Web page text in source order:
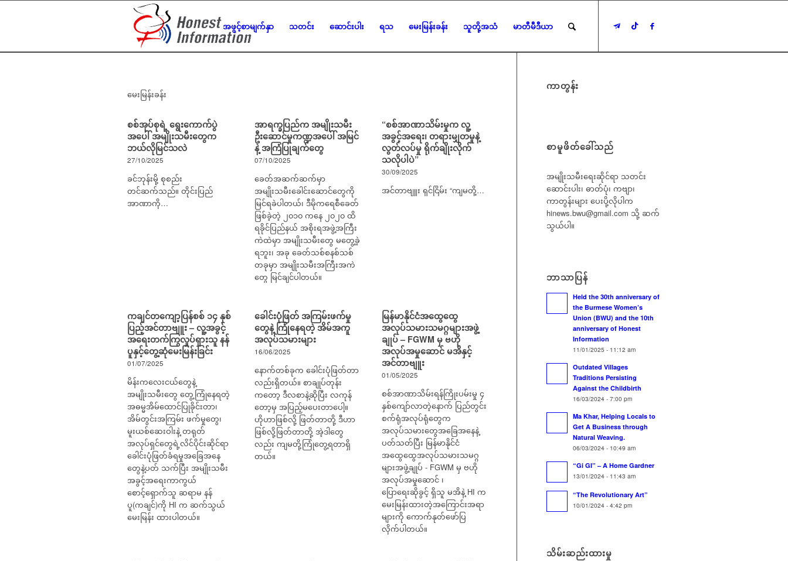
အဖွင့်စာမျက်နှာ သတင်း ဆောင်းပါး ရသ မေးမြန်းခန်း သူတို့အသံ မာတီမီဒီယာ
မေးမြန်းခန်း
စစ်အုပ်စုရဲ့ ရွေးကောက်ပွဲ
အပေါ် အမျိုးသမီးတွေက
ဘယ်လိုမြင်သလဲ
27/10/2025
ခင်ဘုန်းမို့ စုစည်း
တင်ဆက်သည်။ တိုင်းပြည်
အာဏာကို…
အာရက္ခပြည်က အမျိုးသမီး
ဦးဆောင်မှုကဏ္ဍအပေါ် အမြင်
နဲ့ အကြံပြုချက်တွေ
07/10/2025
ခေတ်အဆက်ဆက်မှာ
အမျိုးသမီးခေါင်းဆောင်တွေကို
မြင်ရခဲပါတယ်၊ ဒီမိုကရေစီခေတ်
ဖြစ်ခဲ့တဲ့ ၂၀၁၀ ကနေ ၂၀၂၀ ထိ
ရခိုင်ပြည်နယ် အစိုးရအဖွဲ့အကြီး
ကဲထဲမှာ အမျိုးသမီးတွေ မတွေ့ခဲ့
ရဘူး၊ အခု ခေတ်သစ်စနစ်သစ်
တခုမှာ အမျိုးသမီးအကြီးအကဲ
တွေ မြင်ချင်ပါတယ်။
“စစ်အာဏာသိမ်းမှုက လူ့
အခွင့်အရေး၊ တရားမျှတမှုနဲ့
လွတ်လပ်မှု ရိုက်ချိုးလိုက်
သလိုပါပဲ”
30/09/2025
အင်တာဗျူး ရှင်ငြိမ်း “ကျမတို့…
ကချင်တကျော့ပြန်စစ် ၁၄ နှစ်
ပြည့်အင်တာဗျူး – လူ့အခွင့်
အရေးတက်ကြွလှုပ်ရှားသူ နန်
ပူနှင့်တွေ့ဆုံမေးမြန်းခြင်း
01/07/2025
မိန်းကလေးငယ်တွေနဲ့
အမျိုးသမီးတွေ တွေ့ကြုံနေရတဲ့
အဓမ္မအိမ်ထောင်ပြုခိုင်းတာ၊
အိမ်တွင်းအကြမ်း ဖက်မှုတွေ၊
မူးယစ်ဆေးဝါးနဲ့ တရုတ်
အလုပ်ရှင်တွေရဲ့လိင်ပိုင်းဆိုင်ရာ
ခေါင်းပုံဖြတ်ခံရမှုအခြေအနေ
တွေနဲ့ပတ် သက်ပြီး အမျိုးသမီး
အခွင့်အရေးကာကွယ်
စောင့်ရှောက်သူ ဆရာမ နန်
ပူ(ကချင်)ကို HI က ဆက်သွယ်
မေးမြန်း ထားပါတယ်။
ခေါင်းပုံဖြတ် အကြမ်းဖက်မှု
တွေနဲ့ ကြုံနေရတဲ့ အိမ်အကူ
အလုပ်သမားများ
16/06/2025
နောက်တစ်ခုက ခေါင်းပုံဖြတ်တာ
လည်းရှိတယ်။ စာချုပ်တုန်း
ကတော့ ဒီလစာနဲ့ဆိုပြီး လကုန်
တော့မှ အပြည့်မပေးတာပေါ့။
ဟိုဟာဖြစ်လို့ ဖြတ်တာတို့ ဒီဟာ
ဖြစ်လို့ဖြတ်တာတို့ အဲ့ဒါတွေ
လည်း ကျမတို့ကြုံတွေ့ရတာရှိ
တယ်။
မြန်မာနိုင်ငံအထွေထွေ
အလုပ်သမားသမဂ္ဂများအဖွဲ့
ချုပ် – FGWM မှ ဗဟို
အလုပ်အမှုဆောင် မအိနှင့်
အင်တာဗျူး
01/05/2025
စစ်အာဏာသိမ်းရန်ကြိုးပမ်းမှု ၄
နှစ်ကျော်လာတဲ့နောက် ပြည်တွင်း
စက်ရုံအလုပ်ရုံတွေက
အလုပ်သမားတွေအခြေအနေနဲ့
ပတ်သတ်ပြီး မြန်မာနိုင်ငံ
အထွေထွေအလုပ်သမားသမဂ္ဂ
များအဖွဲ့ချုပ် - FGWM မှ ဗဟို
အလုပ်အမှုဆောင် ၊
ပြောရေးဆိုခွင့် ရှိသူ မအိနဲ့ HI က
မေးမြန်းထားတဲ့အကြောင်းအရာ
များကို ကောက်နုတ်ဖော်ပြ
လိုက်ပါတယ်။
ကာတွန်း
စာမူဖိတ်ခေါ်သည်
အမျိုးသမီးရေးဆိုင်ရာ သတင်း
ဆောင်းပါး၊ ဓာတ်ပုံ၊ ကဗျာ၊
ကာတွန်းများ ပေးပို့လိုပါက
hinews.bwu@gmail.com သို့ ဆက်
သွယ်ပါ။
ဘာသာပြန်
Held the 30th anniversary of
the Burmese Women’s
Union (BWU) and the 10th
anniversary of Honest
Information
11/01/2025 - 11:12 am
Outdated Villages
Traditions Persisting
Against the Childbirth
16/03/2024 - 7:00 pm
Ma Khar, Helping Locals to
Get A Business through
Natural Weaving.
06/03/2024 - 10:49 am
“Gi GI” – A Home Gardner
13/01/2024 - 11:43 am
“The Revolutionary Art”
10/01/2024 - 4:42 pm
သိမ်းဆည်းထားမှု